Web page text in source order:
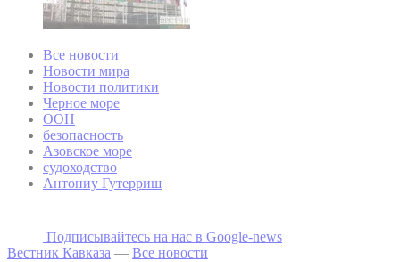
Все новости
Новости мира
Новости политики
Черное море
ООН
безопасность
Азовское море
судоходство
Антониу Гутерриш
Подписывайтесь на наc в Google-news
Вестник Кавказа — Все новости